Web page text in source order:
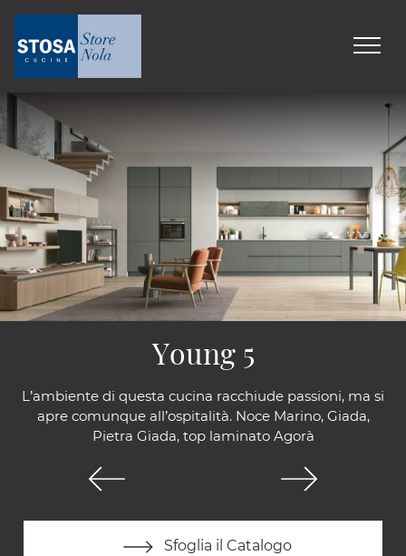
L’ambiente di questa cucina racchiude passioni, ma si
apre comunque all’ospitalità. Noce Marino, Giada,
Pietra Giada, top laminato Agorà
Sfoglia il Catalogo
Young 5